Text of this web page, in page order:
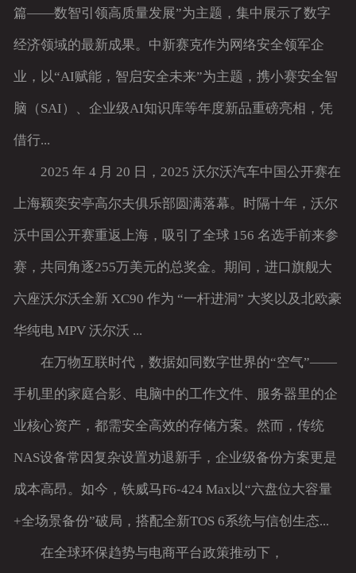
篇——数智引领高质量发展”为主题，集中展示了数字
经济领域的最新成果。中新赛克作为网络安全领军企
业，以“AI赋能，智启安全未来”为主题，携小赛安全智
脑（SAI）、企业级AI知识库等年度新品重磅亮相，凭
借行...
2025 年 4 月 20 日，2025 沃尔沃汽车中国公开赛在
上海颖奕安亭高尔夫俱乐部圆满落幕。时隔十年，沃尔
沃中国公开赛重返上海，吸引了全球 156 名选手前来参
赛，共同角逐255万美元的总奖金。期间，进口旗舰大
六座沃尔沃全新 XC90 作为 “一杆进洞” 大奖以及北欧豪
华纯电 MPV 沃尔沃 ...
在万物互联时代，数据如同数字世界的“空气”——
手机里的家庭合影、电脑中的工作文件、服务器里的企
业核心资产，都需安全高效的存储方案。然而，传统
NAS设备常因复杂设置劝退新手，企业级备份方案更是
成本高昂。如今，铁威马F6-424 Max以“六盘位大容量
+全场景备份”破局，搭配全新TOS 6系统与信创生态...
在全球环保趋势与电商平台政策推动下，